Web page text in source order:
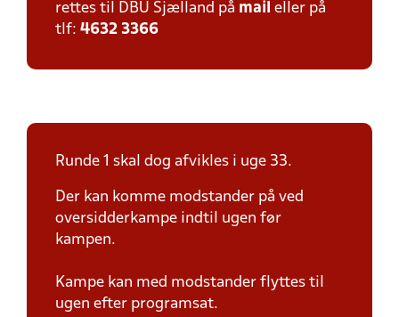
rettes til DBU Sjælland på mail eller på
tlf: 4632 3366
Runde 1 skal dog afvikles i uge 33.
Der kan komme modstander på ved
oversidderkampe indtil ugen før
kampen.
Kampe kan med modstander flyttes til
ugen efter programsat.